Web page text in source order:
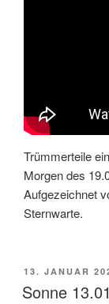
Trümmerteile
Morgen des
Aufgezeichnet
Sternwarte.
AM
13. JANUAR
Sonne